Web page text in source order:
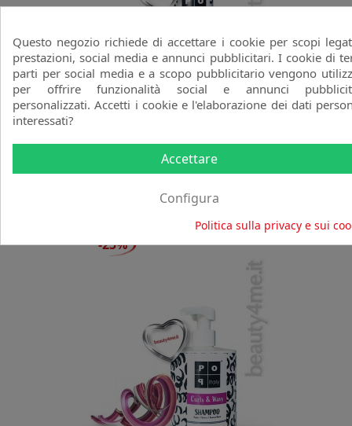
300ml
POP ITALY
Prezzo
base
22,00 € Prezzo
16,50 €
-25%
Questo negozio richiede di accettare i cookie per scopi
prestazioni, social media e annunci pubblicitari. I cookie di
parti per social media e a scopo pubblicitario vengono
per offrire funzionalità social e annunci
personalizzati. Accetti i cookie e l'elaborazione dei dati
interessati?
Accettare
Configura
Politica sulla privacy e sui